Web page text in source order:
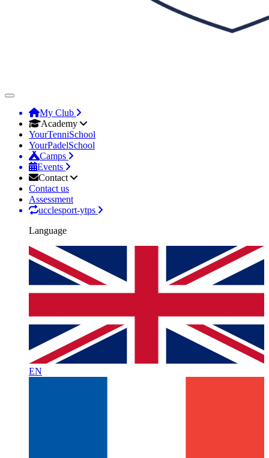
My Club
Academy
YourTenniSchool
YourPadelSchool
Camps
Events
Contact
Contact us
Assessment
ucclesport-ytps
Language
EN